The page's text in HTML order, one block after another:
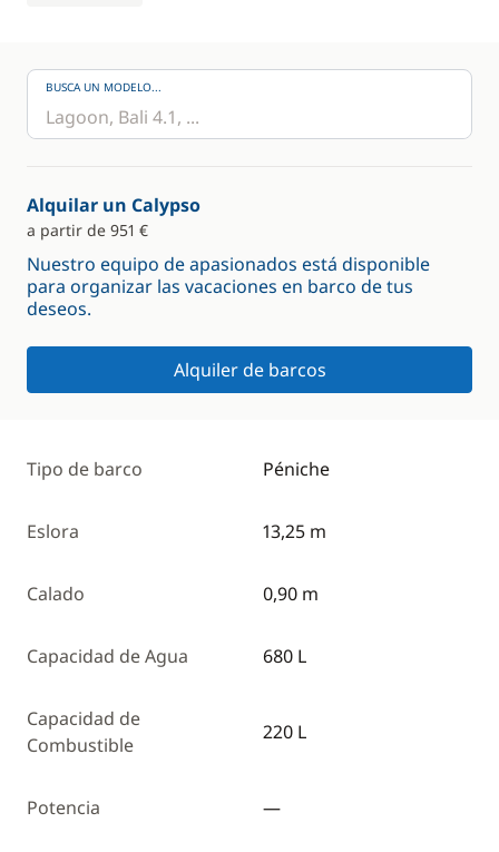
BUSCA UN MODELO...
Alquilar un Calypso
a partir de 951 €
Nuestro equipo de apasionados está disponible
para organizar las vacaciones en barco de tus
deseos.
Alquiler de barcos
Tipo de barco Péniche
Eslora 13,25 m
Calado 0,90 m
Capacidad de Agua 680 L
Capacidad de
Combustible
220 L
Potencia —